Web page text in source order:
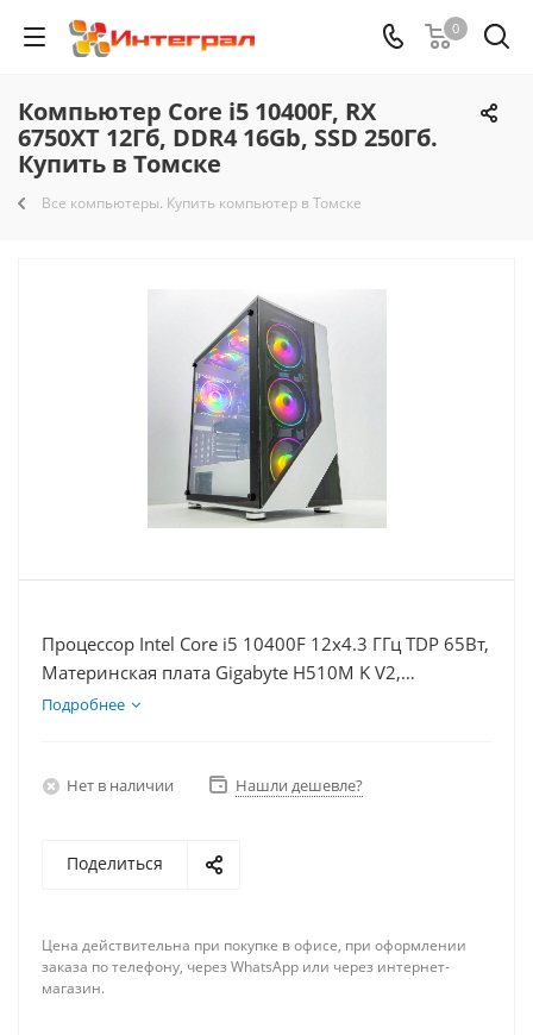
0
Компьютер Core i5 10400F, RX
6750XT 12Гб, DDR4 16Gb, SSD 250Гб.
Купить в Томске
Все компьютеры. Купить компьютер в Томске
Процессор Intel Core i5 10400F 12x4.3 ГГц TDP 65Вт,
Материнская плата Gigabyte H510M K V2,
Видеокарта RX 6750XT 12Гб, Память DDR4 16Gb,
Подробнее
Нет в наличии Нашли дешевле?
Поделиться
Цена действительна при покупке в офисе, при оформлении
заказа по телефону, через WhatsApp или через интернет-
магазин.